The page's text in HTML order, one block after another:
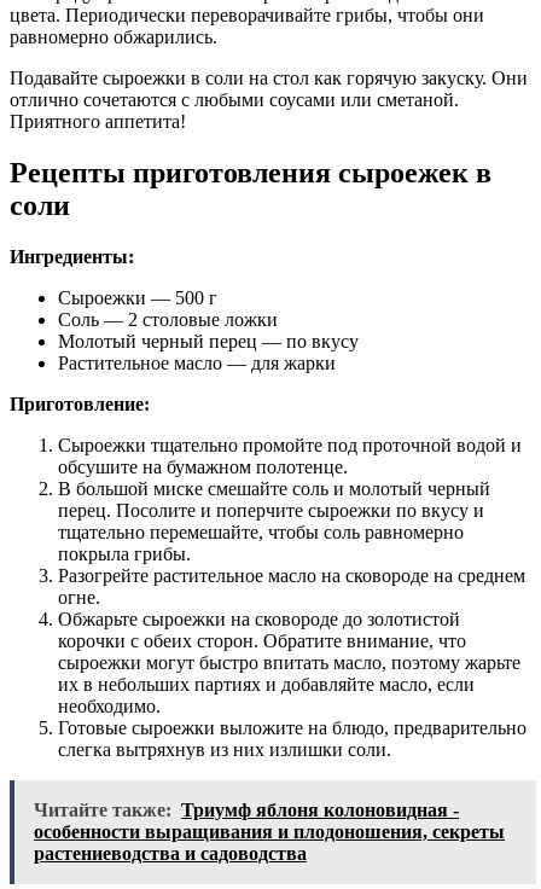
цвета. Периодически переворачивайте грибы, чтобы они
равномерно обжарились.
Подавайте сыроежки в соли на стол как горячую закуску. Они
отлично сочетаются с любыми соусами или сметаной.
Приятного аппетита!
Рецепты приготовления сыроежек в
соли
Ингредиенты:
Сыроежки — 500 г
Соль — 2 столовые ложки
Молотый черный перец — по вкусу
Растительное масло — для жарки
Приготовление:
Сыроежки тщательно промойте под проточной водой и
обсушите на бумажном полотенце.
В большой миске смешайте соль и молотый черный
перец. Посолите и поперчите сыроежки по вкусу и
тщательно перемешайте, чтобы соль равномерно
покрыла грибы.
Разогрейте растительное масло на сковороде на среднем
огне.
Обжарьте сыроежки на сковороде до золотистой
корочки с обеих сторон. Обратите внимание, что
сыроежки могут быстро впитать масло, поэтому жарьте
их в небольших партиях и добавляйте масло, если
необходимо.
Готовые сыроежки выложите на блюдо, предварительно
слегка вытряхнув из них излишки соли.
Читайте также: Триумф яблоня колоновидная -
особенности выращивания и плодоношения, секреты
растениеводства и садоводства